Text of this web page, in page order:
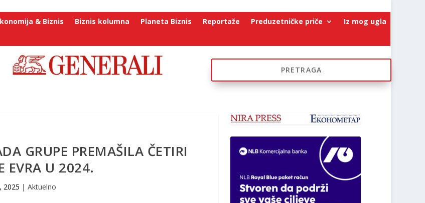
& Biznis Biznis kolumna Planeta Biznis Reportaže Preduzetničke priče Iz mog ugla
GRUPE PREMAŠILA ČETIRI
EVRA U 2024.
2025 |Aktuelno